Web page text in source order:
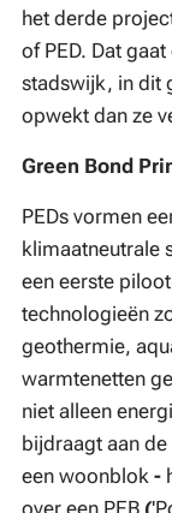
het derde
of PED. Dat
stadswijk, in dit
opwekt dan ze
Green Bond
PEDs vormen
klimaatneutrale
een eerste
technologieën
geothermie,
warmtenetten
niet alleen
bijdraagt aan
een woonblok -
over een PEB (